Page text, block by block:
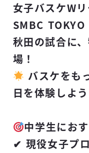
女子バスケW
SMBC
秋田の試合に
場！
バスケをも
日を体験しよう
中学生にお
✔ 現役女子プ